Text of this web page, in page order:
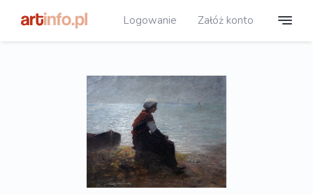
Logowanie Załóż konto